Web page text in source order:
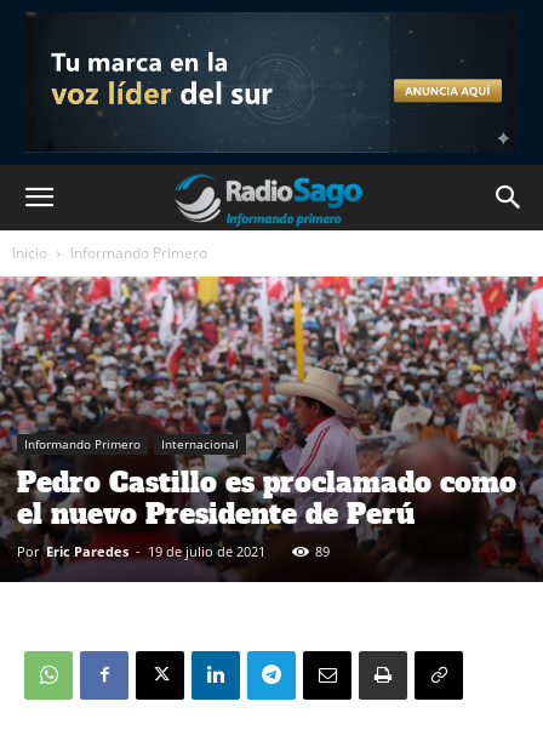
Inicio Informando Primero
Informando Primero Internacional
Pedro Castillo es proclamado como
el nuevo Presidente de Perú
Por Eric Paredes - 19 de julio de 2021 89